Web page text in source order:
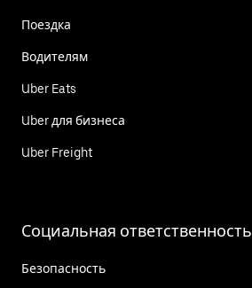
Поездка
Водителям
Uber Eats
Uber для бизнеса
Uber Freight
Социальная ответственность
Безопасность